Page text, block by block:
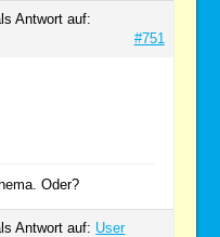
Antwort auf:
#751
Oder?
Antwort auf: User